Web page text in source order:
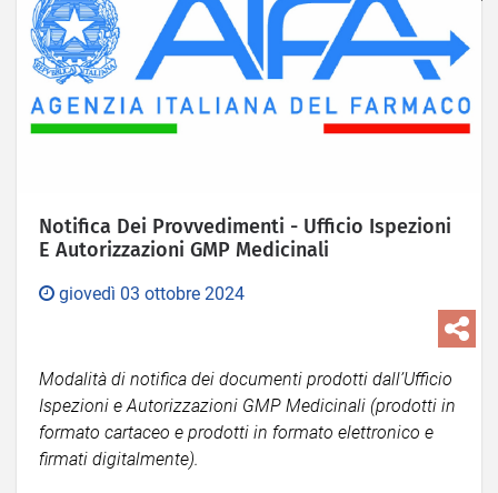
Notifica Dei Provvedimenti - Ufficio Ispezioni
E Autorizzazioni GMP Medicinali
giovedì 03 ottobre 2024
Modalità di notifica dei documenti prodotti dall’Ufficio
Ispezioni e Autorizzazioni GMP Medicinali (prodotti in
formato cartaceo e prodotti in formato elettronico e
firmati digitalmente).